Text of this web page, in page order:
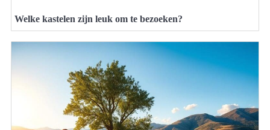
Welke kastelen zijn leuk om te bezoeken?